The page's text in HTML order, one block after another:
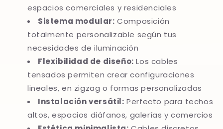
espacios comerciales y residenciales
Sistema modular: Composición
totalmente personalizable según tus
necesidades de iluminación
Flexibilidad de diseño: Los cables
tensados permiten crear configuraciones
lineales, en zigzag o formas personalizadas
Instalación versátil: Perfecto para techos
altos, espacios diáfanos, galerías y comercios